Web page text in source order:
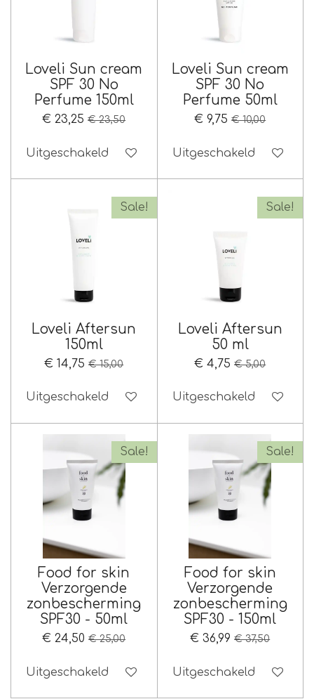
Loveli Sun cream
SPF 30 No
Perfume 150ml
€ 23,25 € 23,50
Uitgeschakeld
Loveli Sun cream
SPF 30 No
Perfume 50ml
€ 9,75 € 10,00
Uitgeschakeld
Sale!
Loveli Aftersun
150ml
€ 14,75 € 15,00
Uitgeschakeld
Sale!
Loveli Aftersun
50 ml
€ 4,75 € 5,00
Uitgeschakeld
Sale!
Food for skin
Verzorgende
zonbescherming
SPF30 - 50ml
€ 24,50 € 25,00
Uitgeschakeld
Sale!
Food for skin
Verzorgende
zonbescherming
SPF30 - 150ml
€ 36,99 € 37,50
Uitgeschakeld